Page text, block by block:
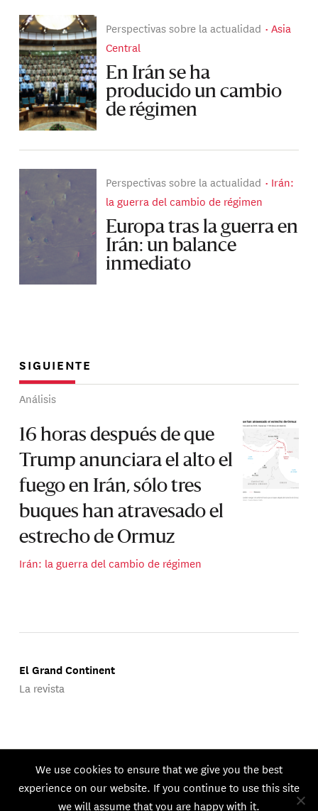
Perspectivas sobre la actualidad
Asia
Central
En Irán se ha
producido un cambio
de régimen
Perspectivas sobre la actualidad
Irán:
la guerra del cambio de régimen
Europa tras la guerra en
Irán: un balance
inmediato
SIGUIENTE
Análisis
16 horas después de que
Trump anunciara el alto el
fuego en Irán, sólo tres
buques han atravesado el
estrecho de Ormuz
Irán: la guerra del cambio de régimen
El Grand Continent
La revista
© 2026 GEG. Todos los derechos reservados.
We use cookies to ensure that we give you the best
experience on our website. If you continue to use this site
we will assume that you are happy with it.